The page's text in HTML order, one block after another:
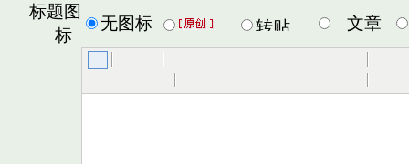
标题图
标
无图标 文章